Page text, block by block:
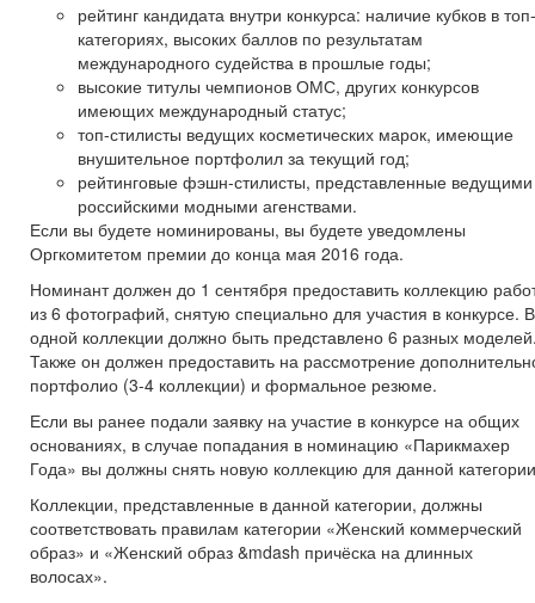
рейтинг кандидата внутри конкурса: наличие кубков в топ-
категориях, высоких баллов по результатам
международного судейства в прошлые годы;
высокие титулы чемпионов ОМС, других конкурсов
имеющих международный статус;
топ-стилисты ведущих косметических марок, имеющие
внушительное портфолил за текущий год;
рейтинговые фэшн-стилисты, представленные ведущими
российскими модными агенствами.
Если вы будете номинированы, вы будете уведомлены
Оргкомитетом премии до конца мая 2016 года.
Номинант должен до 1 сентября предоставить коллекцию
из 6 фотографий, снятую специально для участия в конкурсе. В
одной коллекции должно быть представлено 6 разных
Также он должен предоставить на рассмотрение
портфолио (3-4 коллекции) и формальное резюме.
Если вы ранее подали заявку на участие в конкурсе на общих
основаниях, в случае попадания в номинацию «Парикмахер
Года» вы должны снять новую коллекцию для данной
Коллекции, представленные в данной категории, должны
соответствовать правилам категории «Женский коммерческий
образ» и «Женский образ &mdash причёска на длинных
волосах».